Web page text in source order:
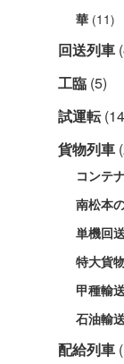
華 (11)
回送列車
工臨 (5)
試運転
貨物列車
コンテ
南松本
単機回
特大貨
甲種輸
石油輸
配給列車